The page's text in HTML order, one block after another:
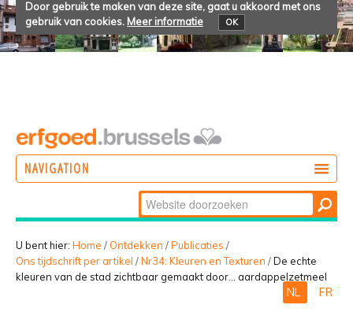
Door gebruik te maken van deze site, gaat u akkoord met ons
gebruik van cookies. Meer informatie OK
NAVIGATION
BELEVEN
Zoek
Geavanceerd
zoeken...
U bent hier: Home / Ontdekken /Publicaties /
Ons tijdschrift per artikel /Nr34: Kleuren en Texturen /De echte
kleuren van de stad zichtbaar gemaakt door... aardappelzetmeel
NL FR